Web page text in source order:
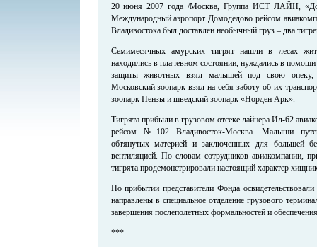
20 июня 2007 года /Москва, Группа ИСТ ЛАЙН,
Международный аэропорт Домодедово рейсом
Владивостока был доставлен необычный груз – два
Семимесячных амурских тигрят нашли в лесах
находились в плачевном состоянии, нуждались в
защиты животных взял малышей под свою опеку,
Московский зоопарк взял на себя заботу об их
зоопарк Пензы и шведский зоопарк «Норден Арк».
Тигрята прибыли в грузовом отсеке лайнера Ил-62
рейсом №102 Владивосток-Москва. Малыши
обтянутых материей и заключенных для большей
вентиляцией. По словам сотрудников авиакомпании,
тигрята продемонстрировали настоящий характер
По прибытии представители Фонда
направлены в специальное отделение грузового
завершения послеполетных формальностей и
***